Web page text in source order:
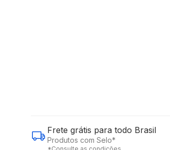
Frete grátis para todo Brasil
Produtos com Selo*